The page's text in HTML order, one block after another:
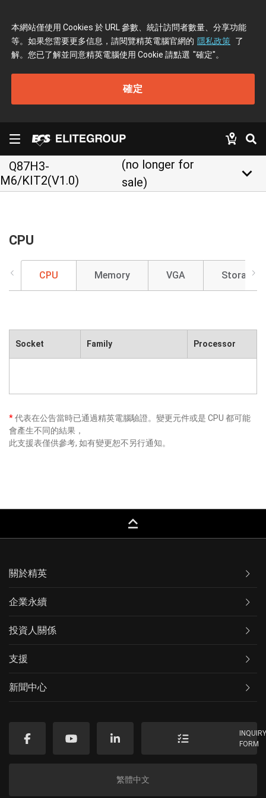
本網站僅使用 Cookies 於 URL 參數、統計訪問者數量、分享功能
等。如果您需要更多信息，請閱覽精英電腦官網的 隱私政策 了
解。您已了解並同意精英電腦使用 Cookie 請點選 "確定"。
確定
Q87H3-
M6/KIT2(V1.0)
(no longer for
sale)
keyboard_arrow_down
CPU
CPU Memory VGA Storage
Socket Family Processor
*代表在公告當時已通過精英電腦驗證。變更元件或是 CPU 都可能
會產生不同的結果，
此支援表僅供參考, 如有變更恕不另行通知。
keyboard_capslock
關於精英
企業永續
投資人關係
支援
新聞中心
FORM
繁體中文